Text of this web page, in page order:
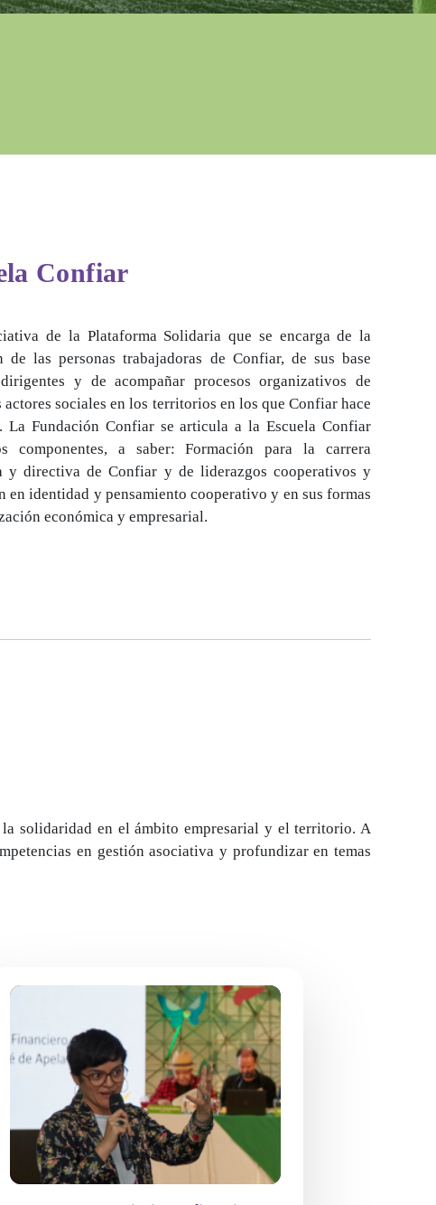
Confiar
de la Plataforma Solidaria que se encarga de la
de las personas trabajadoras de Confiar, de sus base
y de acompañar procesos organizativos de
actores sociales en los territorios en los que Confiar hace
La Fundación Confiar se articula a la Escuela Confiar
componentes, a saber: Formación para la carrera
y directiva de Confiar y de liderazgos cooperativos y
en identidad y pensamiento cooperativo y en sus formas
económica y empresarial.
solidaridad en el ámbito empresarial y el territorio. A
en gestión asociativa y profundizar en temas